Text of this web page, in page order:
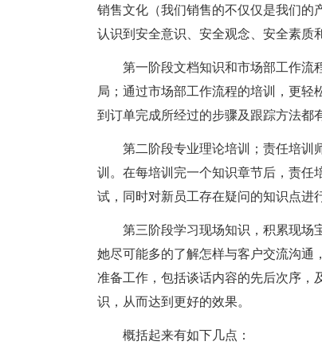
销售文化（我们销售的不仅仅是我们的
认识到安全意识、安全观念、安全素质
第一阶段文档知识和市场部工作流
局；通过市场部工作流程的培训，更
到订单完成所经过的步骤及跟踪方法都
第二阶段专业理论培训；责任培训
训。在每培训完一个知识章节后，责任
试，同时对新员工存在疑问的知识点进
第三阶段学习现场知识，积累现场
她尽可能多的了解怎样与客户交流沟通
准备工作，包括谈话内容的先后次序，
识，从而达到更好的效果。
概括起来有如下几点：